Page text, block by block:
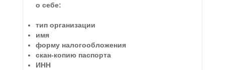
о себе:
тип организации
имя
форму налогообложения
скан-копию паспорта
ИНН